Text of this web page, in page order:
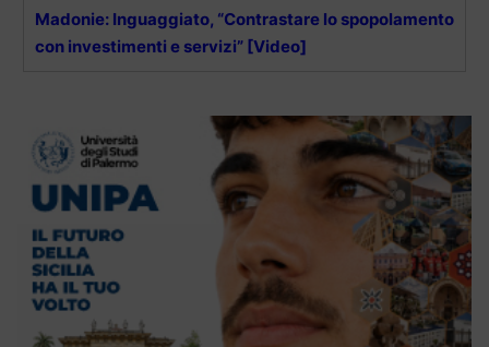
Madonie: Inguaggiato, “Contrastare lo spopolamento
con investimenti e servizi” [Video]